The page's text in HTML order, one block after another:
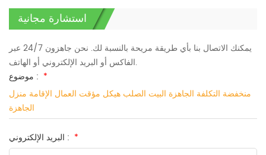
استشارة مجانية
يمكنك الاتصال بنا بأي طريقة مريحة بالنسبة لك. نحن جاهزون 24/7 عبر
الفاكس أو البريد الإلكتروني أو الهاتف.
موضوع : *
منخفضة التكلفة الجاهزة البيت الصلب هيكل مؤقت العمال الإقامة منزل
الجاهزة
البريد الإلكتروني : *